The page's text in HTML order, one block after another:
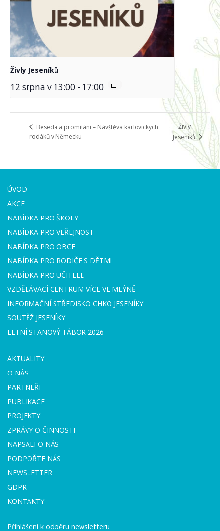
Živly Jeseníků
12 srpna v 13:00 - 17:00
Beseda a promítání – Návštěva karlovických
rodáků v Německu
Živly
Jeseníků
ÚVOD
AKCE
NABÍDKA PRO ŠKOLY
NABÍDKA PRO VEŘEJNOST
NABÍDKA PRO OBCE
NABÍDKA PRO RODIČE S DĚTMI
NABÍDKA PRO UČITELE
VZDĚLÁVACÍ CENTRUM VÍCE VE MLÝNĚ
INFORMAČNÍ STŘEDISKO CHKO JESENÍKY
SOUTĚŽ JESENÍKY
LETNÍ STANOVÝ TÁBOR 2026
AKTUALITY
O NÁS
PARTNEŘI
PUBLIKACE
PROJEKTY
ZPRÁVY O ČINNOSTI
NAPSALI O NÁS
PODPOŘTE NÁS
NEWSLETTER
GDPR
KONTAKTY
Přihlášení k odběru newsletteru: